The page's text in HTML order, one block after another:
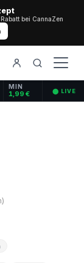
bei CannaZen
MIN
1,99 € ⬤ LIVE